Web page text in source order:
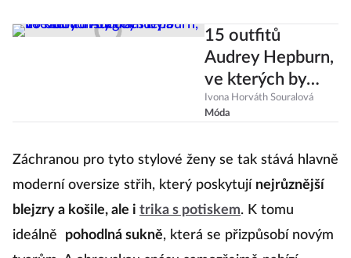
15 outfitů
Audrey Hepburn,
ve kterých by
dnes byla
hvězdou
Ivona Horváth Souralová
Móda
Záchranou pro tyto stylové ženy se tak stává hlavně
moderní oversize střih, který poskytují nejrůznější
blejzry a košile, ale i trika s potiskem. K tomu
ideálně
pohodlná sukně, která se přizpůsobí novým